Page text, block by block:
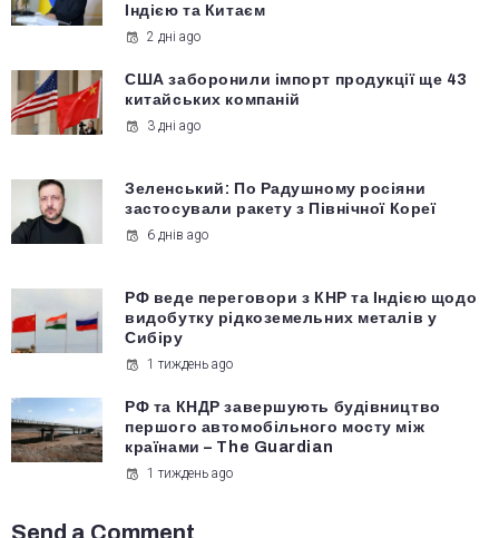
Індією та Китаєм
2 дні ago
США заборонили імпорт продукції ще 43
китайських компаній
3 дні ago
Зеленський: По Радушному росіяни
застосували ракету з Північної Кореї
6 днів ago
РФ веде переговори з КНР та Індією щодо
видобутку рідкоземельних металів у
Сибіру
1 тиждень ago
РФ та КНДР завершують будівництво
першого автомобільного мосту між
країнами – The Guardian
1 тиждень ago
Send a Comment